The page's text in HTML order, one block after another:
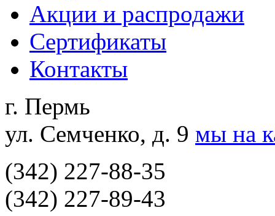
Акции и распродажи
Сертификаты
Контакты
г. Пермь
ул. Семченко, д. 9 мы на
(342) 227-88-35
(342) 227-89-43